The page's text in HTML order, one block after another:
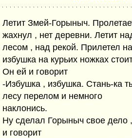
Летит Змей-Горыныч.
жахнул , нет деревни. Летит
лесом , над рекой. Прилетел
избушка на курьих ножках
Он ей и говорит
-Избушка , избушка. Стань-ка
лесу перелом и немного
наклонись.
Ну сделал Горыныч свое дело ,
и говорит